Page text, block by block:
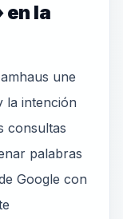
en la
une
la intención
consultas
palabras
Google con